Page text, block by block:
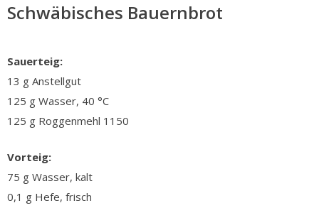
Schwäbisches Bauernbrot
Sauerteig:
13 g Anstellgut
125 g Wasser, 40 °C
125 g Roggenmehl 1150
Vorteig:
75 g Wasser, kalt
0,1 g Hefe, frisch